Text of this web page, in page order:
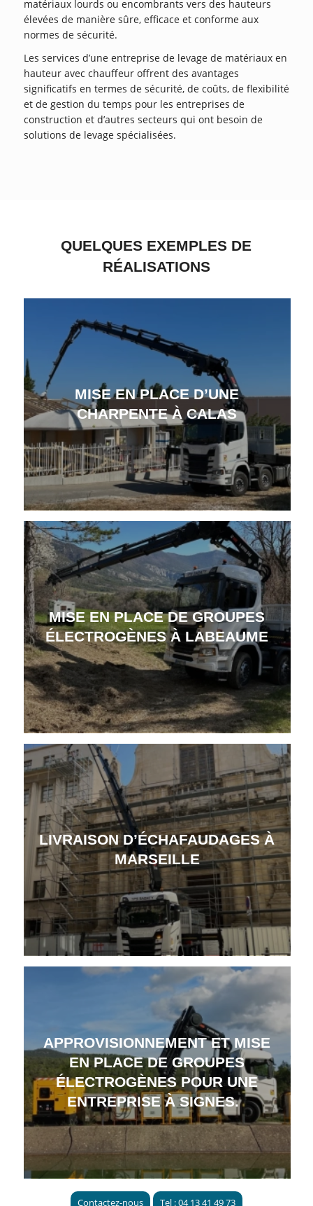
matériaux lourds ou encombrants vers des hauteurs
élevées de manière sûre, efficace et conforme aux
normes de sécurité.
Les services d’une entreprise de levage de matériaux en
hauteur avec chauffeur offrent des avantages
significatifs en termes de sécurité, de coûts, de flexibilité
et de gestion du temps pour les entreprises de
construction et d’autres secteurs qui ont besoin de
solutions de levage spécialisées.
QUELQUES EXEMPLES DE
RÉALISATIONS
MISE EN PLACE D’UNE
CHARPENTE À CALAS
MISE EN PLACE DE GROUPES
ÉLECTROGÈNES À LABEAUME
LIVRAISON D’ÉCHAFAUDAGES À
MARSEILLE
APPROVISIONNEMENT ET MISE
EN PLACE DE GROUPES
ÉLECTROGÈNES POUR UNE
ENTREPRISE À SIGNES.
Contactez-nous Tel : 04 13 41 49 73